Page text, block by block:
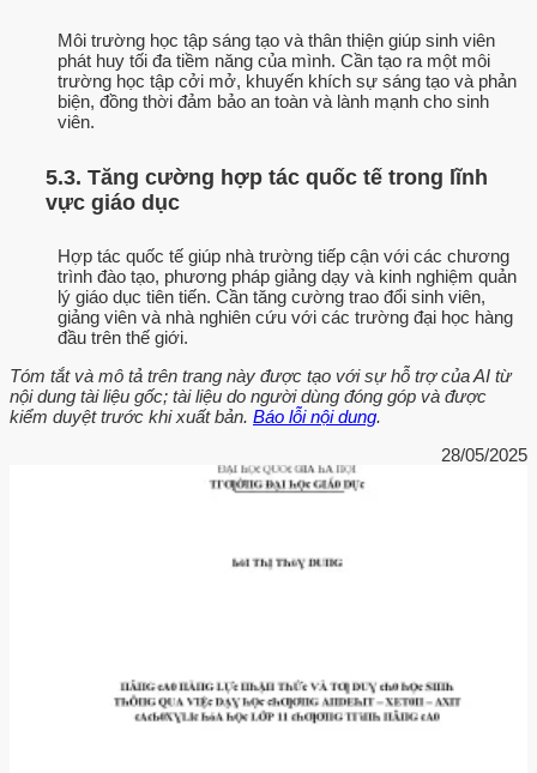
Môi trường học tập sáng tạo và thân thiện giúp sinh viên
phát huy tối đa tiềm năng của mình. Cần tạo ra một môi
trường học tập cởi mở, khuyến khích sự sáng tạo và phản
biện, đồng thời đảm bảo an toàn và lành mạnh cho sinh
viên.
5.3. Tăng cường hợp tác quốc tế trong lĩnh
vực giáo dục
Hợp tác quốc tế giúp nhà trường tiếp cận với các chương
trình đào tạo, phương pháp giảng dạy và kinh nghiệm quản
lý giáo dục tiên tiến. Cần tăng cường trao đổi sinh viên,
giảng viên và nhà nghiên cứu với các trường đại học hàng
đầu trên thế giới.
Tóm tắt và mô tả trên trang này được tạo với sự hỗ trợ của AI từ
nội dung tài liệu gốc; tài liệu do người dùng đóng góp và được
kiểm duyệt trước khi xuất bản. Báo lỗi nội dung.
28/05/2025